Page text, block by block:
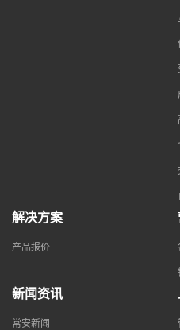
解决方案
产品报价
新闻资讯
常安新闻